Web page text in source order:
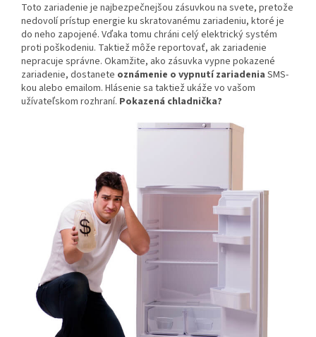
Toto zariadenie je najbezpečnejšou zásuvkou na svete, pretože
nedovolí prístup energie ku skratovanému zariadeniu, ktoré je
do neho zapojené. Vďaka tomu chráni celý elektrický systém
proti poškodeniu. Taktiež môže reportovať, ak zariadenie
nepracuje správne. Okamžite, ako zásuvka vypne pokazené
zariadenie, dostanete oznámenie o vypnutí zariadenia SMS-
kou alebo emailom. Hlásenie sa taktiež ukáže vo vašom
užívateľskom rozhraní. Pokazená chladnička?